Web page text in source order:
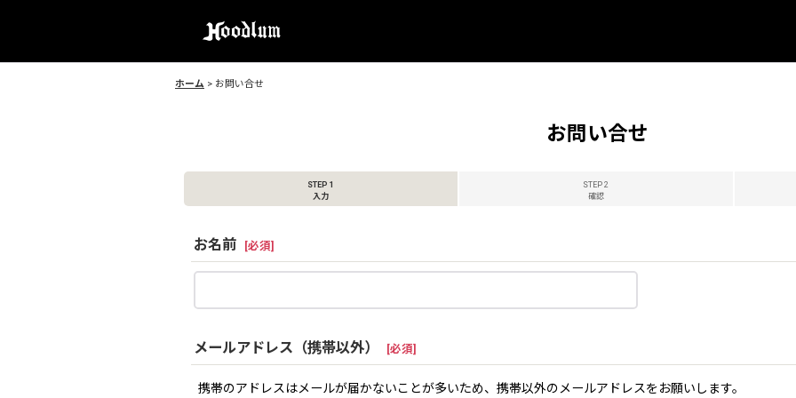
ホーム > お問い合せ
お問い合せ
STEP 1
入力
STEP 2
確認
お名前 [必須]
メールアドレス（携帯以外） [必須]
携帯のアドレスはメールが届かないことが多いため、携帯以外のメールアドレスをお願いします。